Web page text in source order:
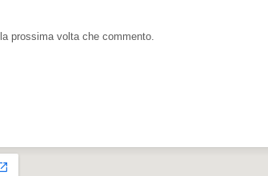
prossima volta che commento.